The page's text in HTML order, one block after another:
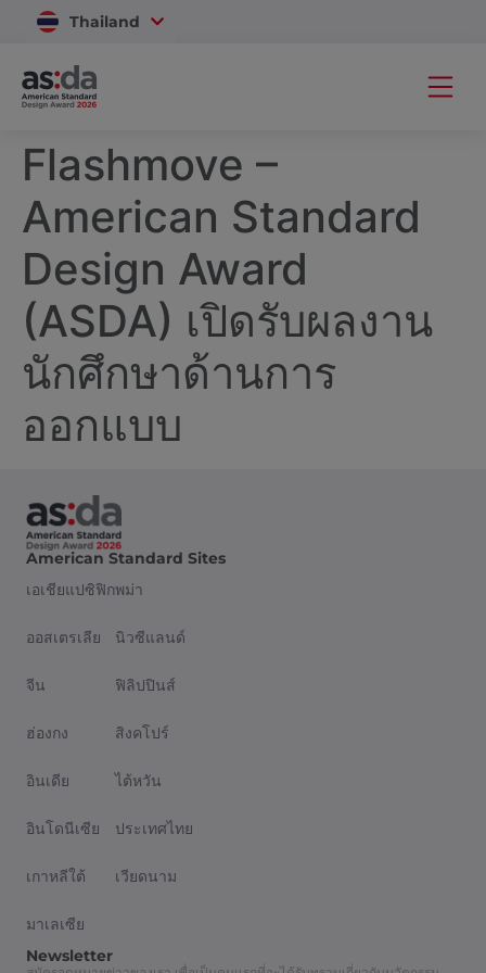
Thailand
Vietnam
Flashmove –
American Standard
Design Award
(ASDA) เปิดรับผลงาน
นักศึกษาด้านการ
ออกแบบ
American Standard Sites
เอเชียแปซิฟิก
ออสเตรเลีย
จีน
ฮ่องกง
อินเดีย
อินโดนีเซีย
เกาหลีใต้
มาเลเซีย
พม่า
นิวซีแลนด์
ฟิลิปปินส์
สิงคโปร์
ไต้หวัน
ประเทศไทย
เวียดนาม
Newsletter